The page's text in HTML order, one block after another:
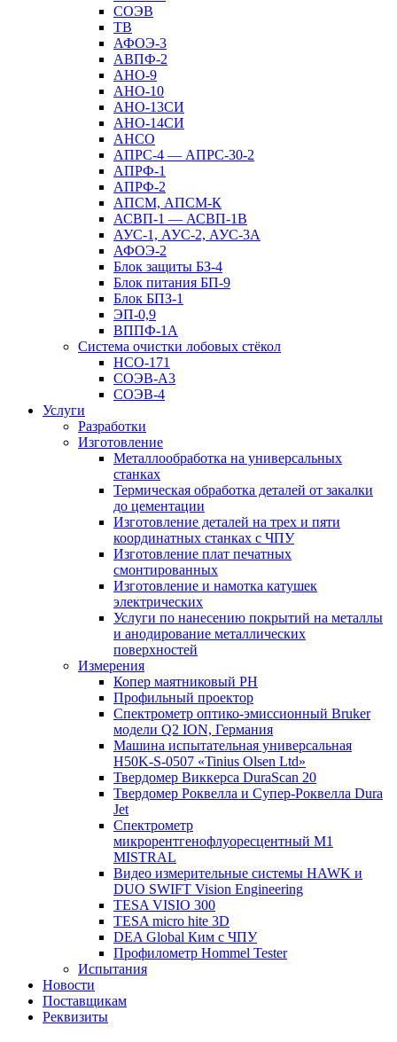
СОЭВ
ТВ
АФОЭ-3
АВПФ-2
АНО-9
АНО-10
АНО-13СИ
АНО-14СИ
АНСО
АПРС-4 — АПРС-30-2
АПРФ-1
АПРФ-2
АПСМ, АПСМ-К
АСВП-1 — АСВП-1В
АУС-1, АУС-2, АУС-3А
АФОЭ-2
Блок защиты БЗ-4
Блок питания БП-9
Блок БПЗ-1
ЭП-0,9
ВППФ-1А
Система очистки лобовых стёкол
НСО-171
СОЭВ-А3
СОЭВ-4
Услуги
Разработки
Изготовление
Металлообработка на универсальных
станках
Термическая обработка деталей от закалки
до цементации
Изготовление деталей на трех и пяти
координатных станках с ЧПУ
Изготовление плат печатных
смонтированных
Изготовление и намотка катушек
электрических
Услуги по нанесению покрытий на металлы
и анодирование металлических
поверхностей
Измерения
Копер маятниковый РН
Профильный проектор
Спектрометр оптико-эмиссионный Bruker
модели Q2 ION, Германия
Машина испытательная универсальная
H50K-S-0507 «Tinius Olsen Ltd»
Твердомер Виккерса DuraScan 20
Твердомер Роквелла и Супер-Роквелла Dura
Jet
Спектрометр
микрорентгенофлуоресцентный М1
MISTRAL
Видео измерительные системы HAWK и
DUO SWIFT Vision Engineering
TESA VISIO 300
TESA micro hite 3D
DEA Global Ким с ЧПУ
Профилометр Hommel Tester
Испытания
Новости
Поставщикам
Реквизиты